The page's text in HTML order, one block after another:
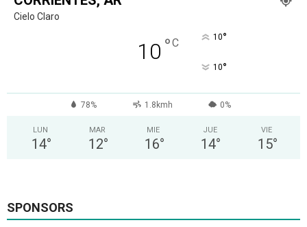
Cielo Claro
10 °C 10°
10°
78% 1.8kmh 0%
LUN
14°
MAR
12°
MIE
16°
JUE
14°
VIE
15°
SPONSORS